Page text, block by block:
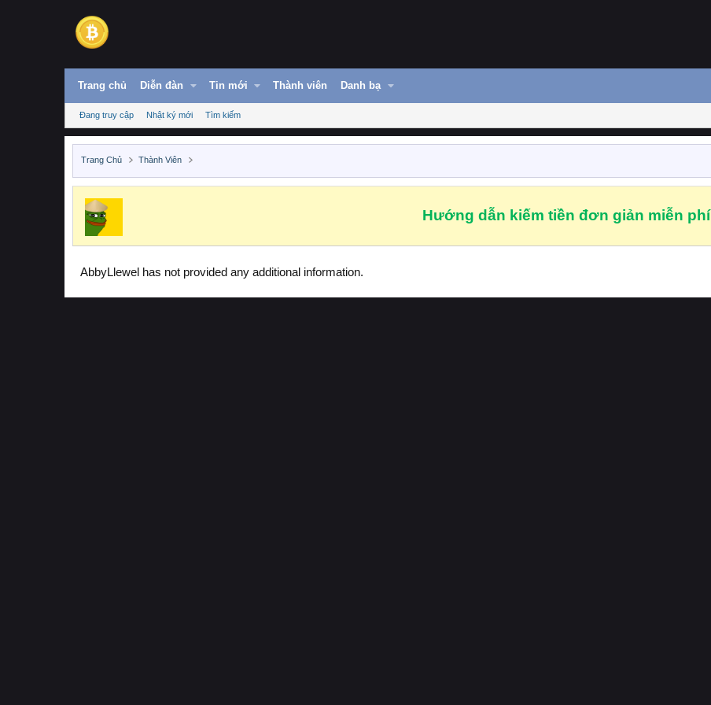
Trang chủ Diễn đàn Tin mới Thành viên Danh bạ
Đang truy cập Nhật ký mới Tìm kiếm
Trang Chủ Thành Viên
Hướng dẫn kiếm tiền đơn giản miễn phí
AbbyLlewel has not provided any additional information.